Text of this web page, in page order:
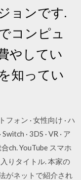
ョンです.
コンピュ
やしてい
知ってい
フォン · 女性向け · ハ
· 3DS · VR · ア
ch. YouTube スマホ
りタイトル. 本家の
がネットで紹介され